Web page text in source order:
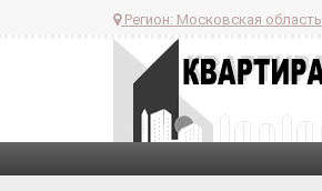
Регион: Московская область